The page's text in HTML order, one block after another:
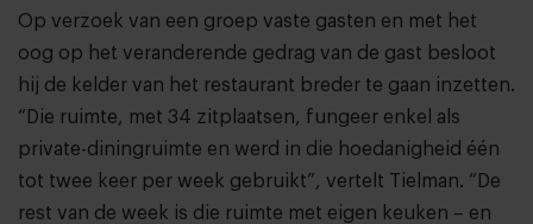
Op verzoek van een groep vaste gasten en met het
oog op het veranderende gedrag van de gast besloot
hij de kelder van het restaurant breder te gaan inzetten.
“Die ruimte, met 34 zitplaatsen, fungeer enkel als
private-diningruimte en werd in die hoedanigheid één
tot twee keer per week gebruikt”, vertelt Tielman. “De
rest van de week is die ruimte met eigen keuken – en